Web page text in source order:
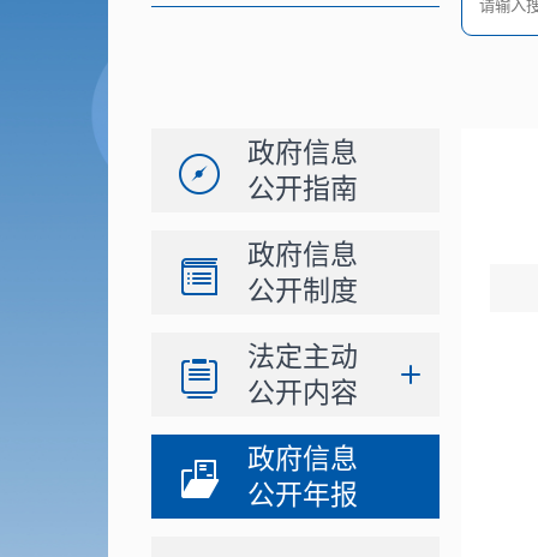
政府信息
公开指南
政府信息
公开制度
法定主动
公开内容
政府信息
公开年报